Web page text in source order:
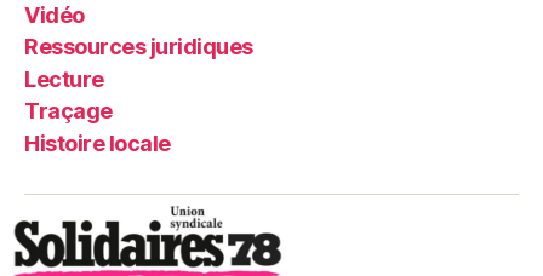
Vidéo
Ressources juridiques
Lecture
Traçage
Histoire locale